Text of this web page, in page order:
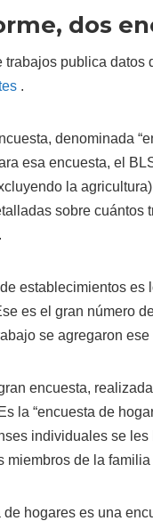
dos
trabajos publica datos
.
denominada
esa encuesta, el
la
sobre cuántos
establecimientos es
es el gran número
se agregaron ese
encuesta,
la “encuesta de
individuales se
miembros de la
de hogares es una